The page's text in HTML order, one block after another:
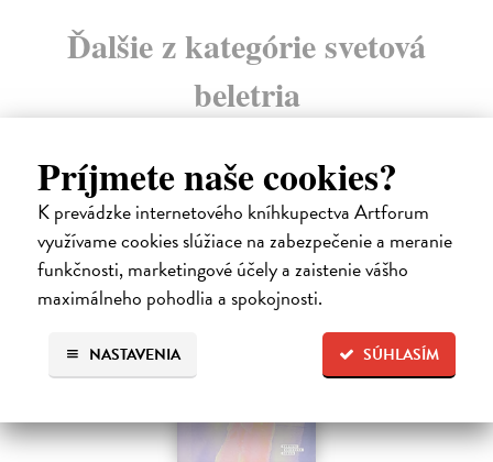
Príjmete naše cookies?
K prevádzke internetového kníhkupectva Artforum
využívame cookies slúžiace na zabezpečenie a meranie
funkčnosti, marketingové účely a zaistenie vášho
maximálneho pohodlia a spokojnosti.
SÚHLASÍM
NASTAVENIA
Ďalšie z kategórie svetová
beletria
novinka